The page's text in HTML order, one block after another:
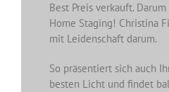
Best Preis verkauft.
Home Staging! Christina
mit Leidenschaft darum.
So präsentiert sich auch
besten Licht und findet